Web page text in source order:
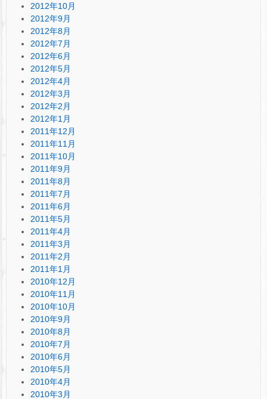
2012年10月
2012年9月
2012年8月
2012年7月
2012年6月
2012年5月
2012年4月
2012年3月
2012年2月
2012年1月
2011年12月
2011年11月
2011年10月
2011年9月
2011年8月
2011年7月
2011年6月
2011年5月
2011年4月
2011年3月
2011年2月
2011年1月
2010年12月
2010年11月
2010年10月
2010年9月
2010年8月
2010年7月
2010年6月
2010年5月
2010年4月
2010年3月